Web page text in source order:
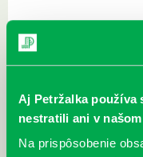
Aj Petržalka používa
nestratili ani v
Na prispôsobenie
Najbližšie
ponuke
Každý deň
Máme skvelé správy
Odteraz si môžete v